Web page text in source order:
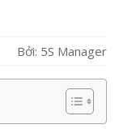
Bởi: 5S Manager